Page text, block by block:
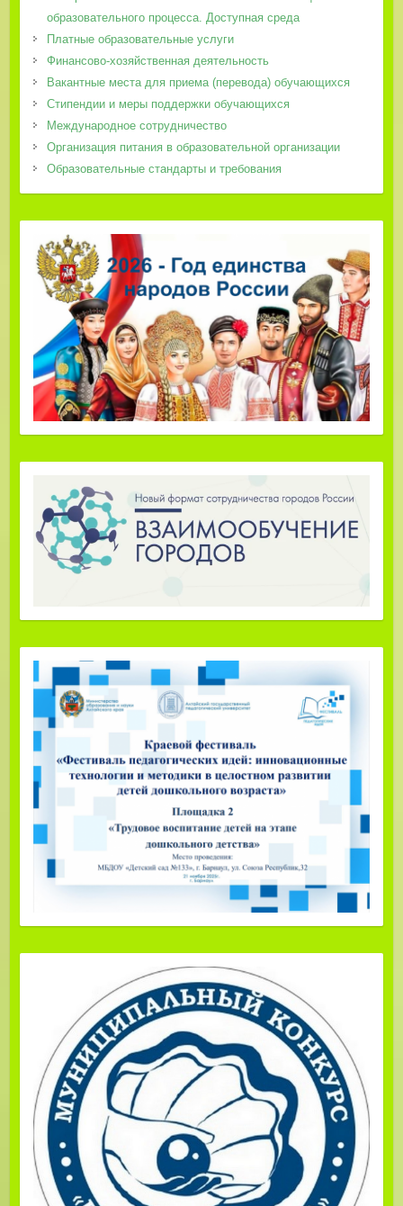
образовательного процесса. Доступная среда
Платные образовательные услуги
Финансово-хозяйственная деятельность
Вакантные места для приема (перевода) обучающихся
Стипендии и меры поддержки обучающихся
Международное сотрудничество
Организация питания в образовательной организации
Образовательные стандарты и требования